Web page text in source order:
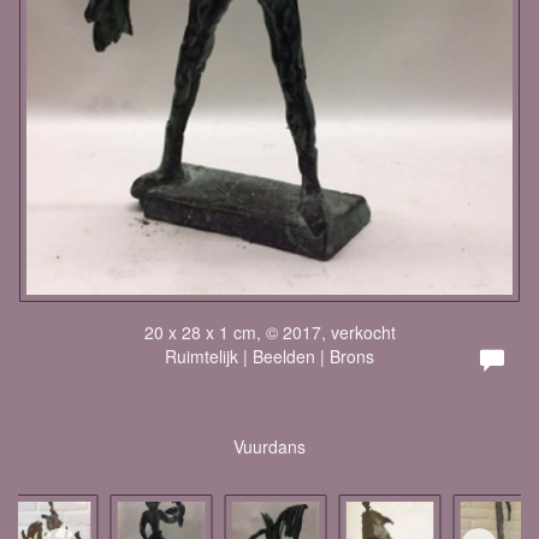
20 x 28 x 1 cm, © 2017, verkocht
Ruimtelijk | Beelden | Brons
Vuurdans